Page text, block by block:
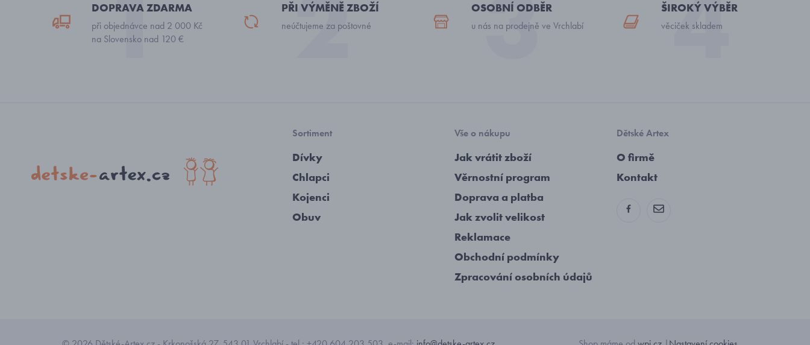
DOPRAVA ZDARMA
při objednávce nad 2 000 Kč
na Slovensko nad 120 €
PŘI VÝMĚNĚ ZBOŽÍ
neúčtujeme za poštovné
OSOBNÍ ODBĚR
u nás na prodejně ve Vrchlabí
ŠIROKÝ VÝBĚR
věciček skladem
Sortiment
Dívky
Chlapci
Kojenci
Obuv
Vše o nákupu
Jak vrátit zboží
Věrnostní program
Doprava a platba
Jak zvolit velikost
Reklamace
Obchodní podmínky
Zpracování osobních údajů
Dětské Artex
O firmě
Kontakt